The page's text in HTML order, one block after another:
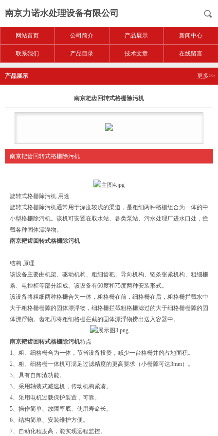
南京力诺水处理设备有限公司
网站首页 公司简介 产品展示 新闻中心
联系我们 产品目录 技术文章 在线留言
产品展示 更多>>
南京耙齿回转式格栅除污机
南京耙齿回转式格栅除污机
旋转式格栅除污机 用途
旋转式格栅除污机通常用于深度较浅的渠道，是粗细两种格栅组合为一体的中
小型格栅除污机。该机可安置在取水站、各类泵站、污水处理厂进水口处，拦
截各种固体漂浮物。
南京耙齿回转式格栅除污机
结构 原理
该设备主要由机架、驱动机构、粗细齿耙、导向机构、链条张紧机构、粗细栅
条、电控柜等部分组成。该设备有60度和75度两种安装形式。
该设备将粗细两种格栅合为一体，粗格栅在前，细格栅在后，粗格栅拦截水中
大于粗格栅栅隙的固体漂浮物，细格栅拦截粗格栅滤过的大于细格栅栅隙的固
体漂浮物。齿耙再将粗细格栅拦截的固体漂浮物捞出送入容器中。
南京耙齿回转式格栅除污机特点
1、粗、细格栅合为一体，节省设备投资，减少一台格栅井的占地面积。
2、粗、细格栅一体机可满足过滤精度的更高要求（小栅隙可达3mm）。
3、具有自卸渣功能。
3、采用轴装式减速机，传动机构紧凑。
4、采用电机过载保护装置，可靠。
5、操作简单、故障率底、使用寿命长。
6、结构简单、安装维护方便。
7、自动化程度高，能实现远程监控。